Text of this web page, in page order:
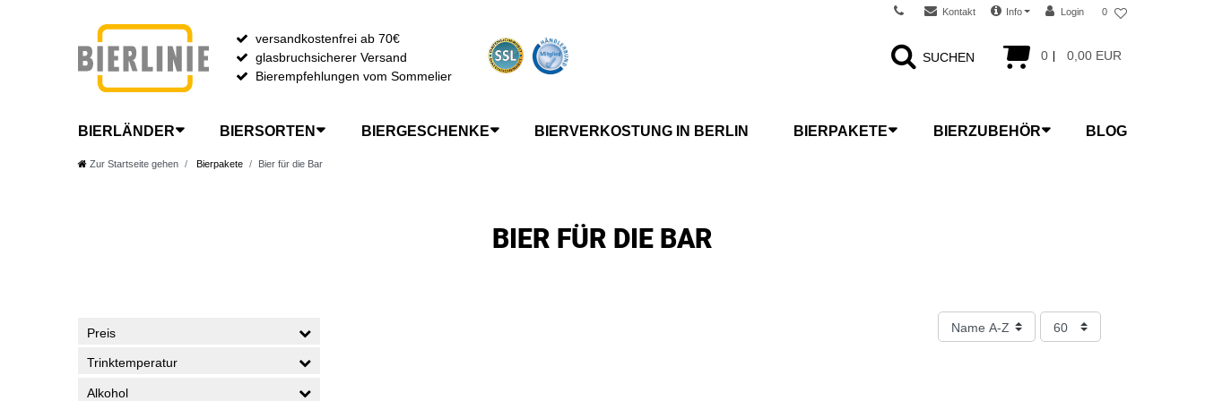
Kontakt Info Login 0
0 0,00 EUR
versandkostenfrei ab 70€
glasbruchsicherer Versand
Bierempfehlungen vom Sommelier
SUCHEN
BIERLÄNDER BIERSORTEN BIERGESCHENKE BIERVERKOSTUNG IN BERLIN BIERPAKETE BIERZUBEHÖR BLOG
Zur Startseite gehen Bierpakete Bier für die Bar
BIER FÜR DIE BAR
Preis
Trinktemperatur
Alkohol